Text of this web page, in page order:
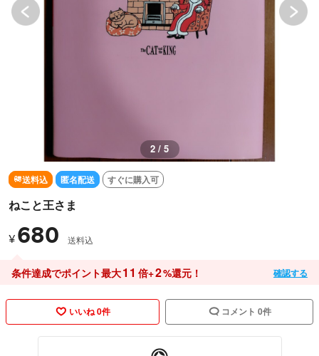
2 / 5
送料込 匿名配送 すぐに購入可
ねこと王さま
¥ 680 送料込
条件達成でポイント最大11 倍+2%還元！ 確認する
いいね 0件 コメント 0件